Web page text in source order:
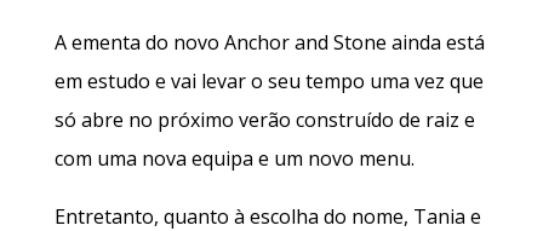
A ementa do novo Anchor and Stone ainda está
em estudo e vai levar o seu tempo uma vez que
só abre no próximo verão construído de raiz e
com uma nova equipa e um novo menu.
Entretanto, quanto à escolha do nome, Tania e